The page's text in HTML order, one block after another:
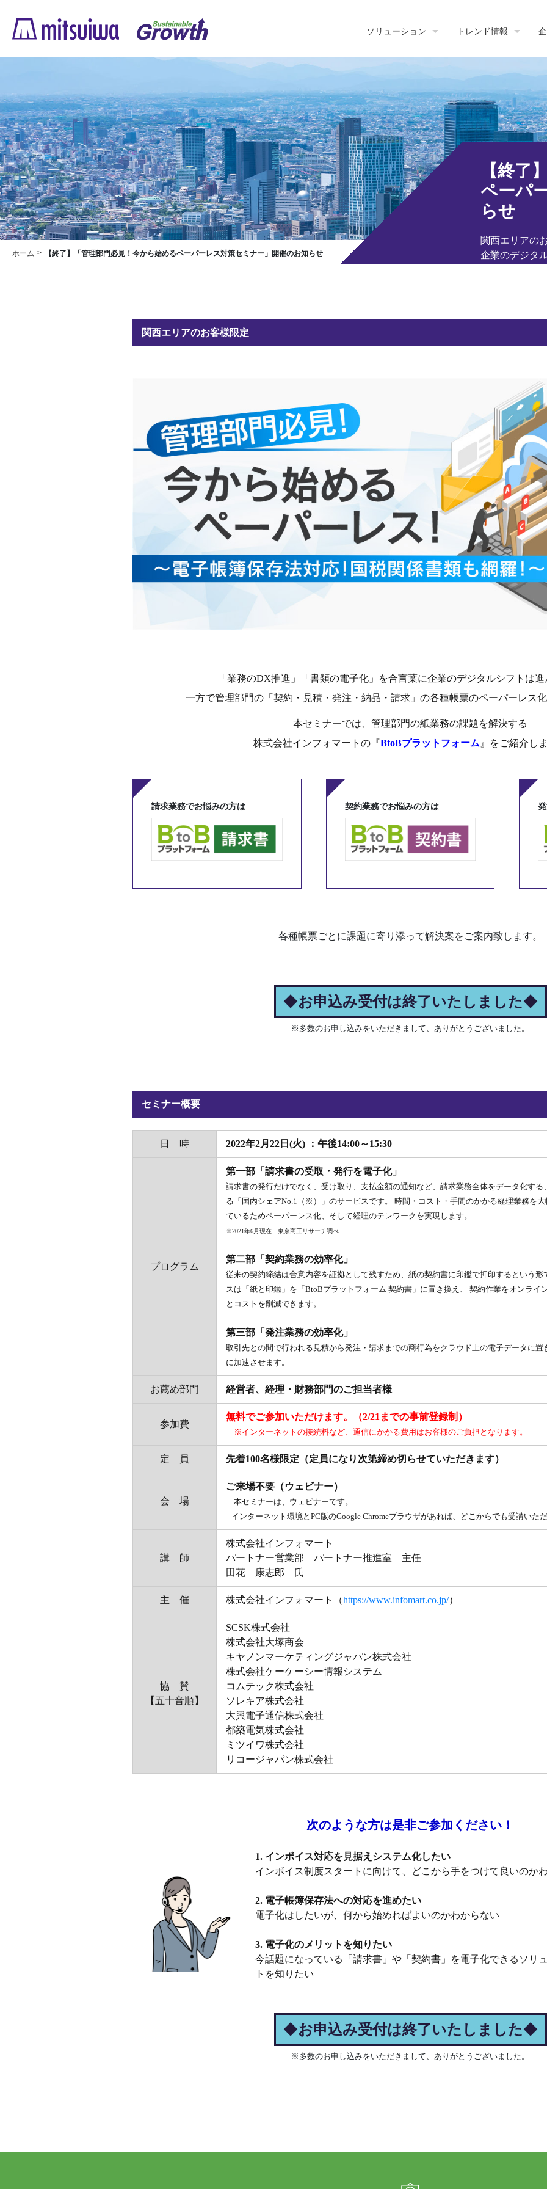
ソリューション トレンド情報
ホーム 【終了】「管理部門必見！今から始めるペーパーレス対策セミナー」開催のお知らせ
【終了
ペーパ
らせ
関西エリアの
企業のデジタ
関西エリアのお客様限定
「業務のDX推進」「書類の電子化」を合言葉に企業のデジタルシフトは進
一方で管理部門の「契約・見積・発注・納品・請求」の各種帳票のペーパーレス化
本セミナーでは、管理部門の紙業務の課題を解決する
株式会社インフォマートの『BtoBプラットフォーム 』をご紹介しま
請求業務でお悩みの方は 契約業務でお悩みの方は
各種帳票ごとに課題に寄り添って解決案をご案内致します。
◆お申込み受付は終了いたしました◆
※多数のお申し込みをいただきまして、ありがとうございました。
セミナー概要
日 時 2022年2月22日(火) ：午後14:00～15:30
プログラム
第一部「請求書の受取・発行を電子化」
請求書の発行だけでなく、受け取り、支払金額の通知など、請求業務全体をデータ化す
る「国内シェアNo.1（※）」のサービスです。 時間・コスト・手間のかかる経理業務を
ているためペーパーレス化、そして経理のテレワークを実現します。
※2021年6月現在 東京商工リサーチ調べ
第二部「契約業務の効率化」
従来の契約締結は合意内容を証拠として残すため、紙の契約書に印鑑で押印するという
スは「紙と印鑑」を「BtoBプラットフォーム 契約書」に置き換え、 契約作業をオンライ
とコストを削減できます。
第三部「発注業務の効率化」
取引先との間で行われる見積から発注・請求までの商行為をクラウド上の電子データに
に加速させます。
お薦め部門 経営者、経理・財務部門のご担当者様
参加費
無料でご参加いただけます。（2/21までの事前登録制）
※インターネットの接続料など、通信にかかる費用はお客様のご負担となります。
定 員 先着100名様限定（定員になり次第締め切らせていただきます）
会 場
ご来場不要（ウェビナー）
本セミナーは、ウェビナーです。
インターネット環境とPC版のGoogle Chromeブラウザがあれば、どこからでも受講いただ
講 師
株式会社インフォマート
パートナー営業部 パートナー推進室 主任
田花 康志郎 氏
主 催 株式会社インフォマート（https://www.infomart.co.jp/）
協 賛
【五十音順】
SCSK株式会社
株式会社大塚商会
キヤノンマーケティングジャパン株式会社
株式会社ケーケーシー情報システム
コムテック株式会社
ソレキア株式会社
大興電子通信株式会社
都築電気株式会社
ミツイワ株式会社
リコージャパン株式会社
次のような方は是非ご参加ください！
1. インボイス対応を見据えシステム化したい
インボイス制度スタートに向けて、どこから手をつけて良いのか
2. 電子帳簿保存法への対応を進めたい
電子化はしたいが、何から始めればよいのかわからない
3. 電子化のメリットを知りたい
今話題になっている「請求書」や「契約書」を電子化できるソリ
トを知りたい
◆お申込み受付は終了いたしました◆
※多数のお申し込みをいただきまして、ありがとうございました。